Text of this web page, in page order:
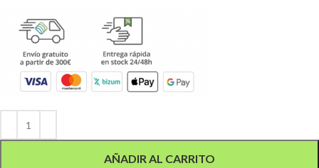
AÑADIR AL CARRITO